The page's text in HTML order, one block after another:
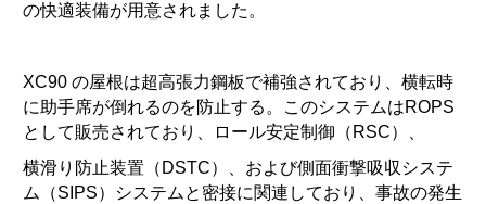
の快適装備が用意されました。
XC90 の屋根は超高張力鋼板で補強されており、横転時
に助手席が倒れるのを防止する。このシステムはROPS
として販売されており、ロール安定制御（RSC）、
横滑り防止装置（DSTC）、および側面衝撃吸収システ
ム（SIPS）システムと密接に関連しており、事故の発生